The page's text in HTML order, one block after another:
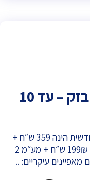
מרכזיית סנטריקס של בזק – עד 10
עד 10 שלוחות בלי תוספת העלות החודשית הינה 359 ש״ח +
מע״מ עבור כל המרכזיה עלות הקמה: 199₪ ש״ח + מע״מ 2